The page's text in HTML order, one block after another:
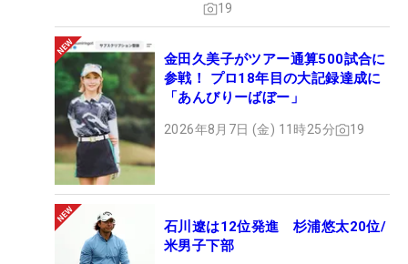
19
金田久美子がツアー通算500試合に
参戦！ プロ18年目の大記録達成に
「あんびりーばぼー」
2026年8月7日 (金) 11時25分 19
石川遼は12位発進 杉浦悠太20位/
米男子下部